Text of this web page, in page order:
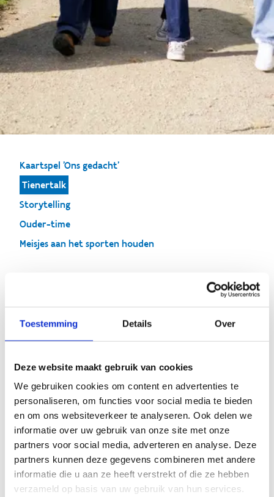
Toestemming Details Over
Deze website maakt gebruik van cookies
We gebruiken cookies om content en advertenties te
personaliseren, om functies voor social media te bieden
en om ons websiteverkeer te analyseren. Ook delen we
informatie over uw gebruik van onze site met onze
partners voor social media, adverteren en analyse. Deze
partners kunnen deze gegevens combineren met andere
informatie die u aan ze heeft verstrekt of die ze hebben
verzameld op basis van uw gebruik van hun services.
Kaartspel 'Ons gedacht'
Tienertalk
Storytelling
Ouder-time
Meisjes aan het sporten houden
Tienertalk
Tienertalk-methodieken
Tieners zijn continu in verandering. Er komt ook heel
veel op hen af zoals school, stress, prestatiedruk en
nieuwe relaties.
Als tienerbetrokkene moet je heel snel kunnen inspelen
op bepaalde situaties of gevoelens van tieners en als
een kameleon ‘van kleur kunnen veranderen’​.